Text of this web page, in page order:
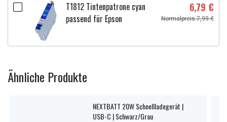
T1812 Tintenpatrone cyan
passend für Epson
6,79 €
Normalpreis 7,99 €
Ähnliche Produkte
NEXTBATT 20W Schnellladegerät |
USB-C | Schwarz/Grau